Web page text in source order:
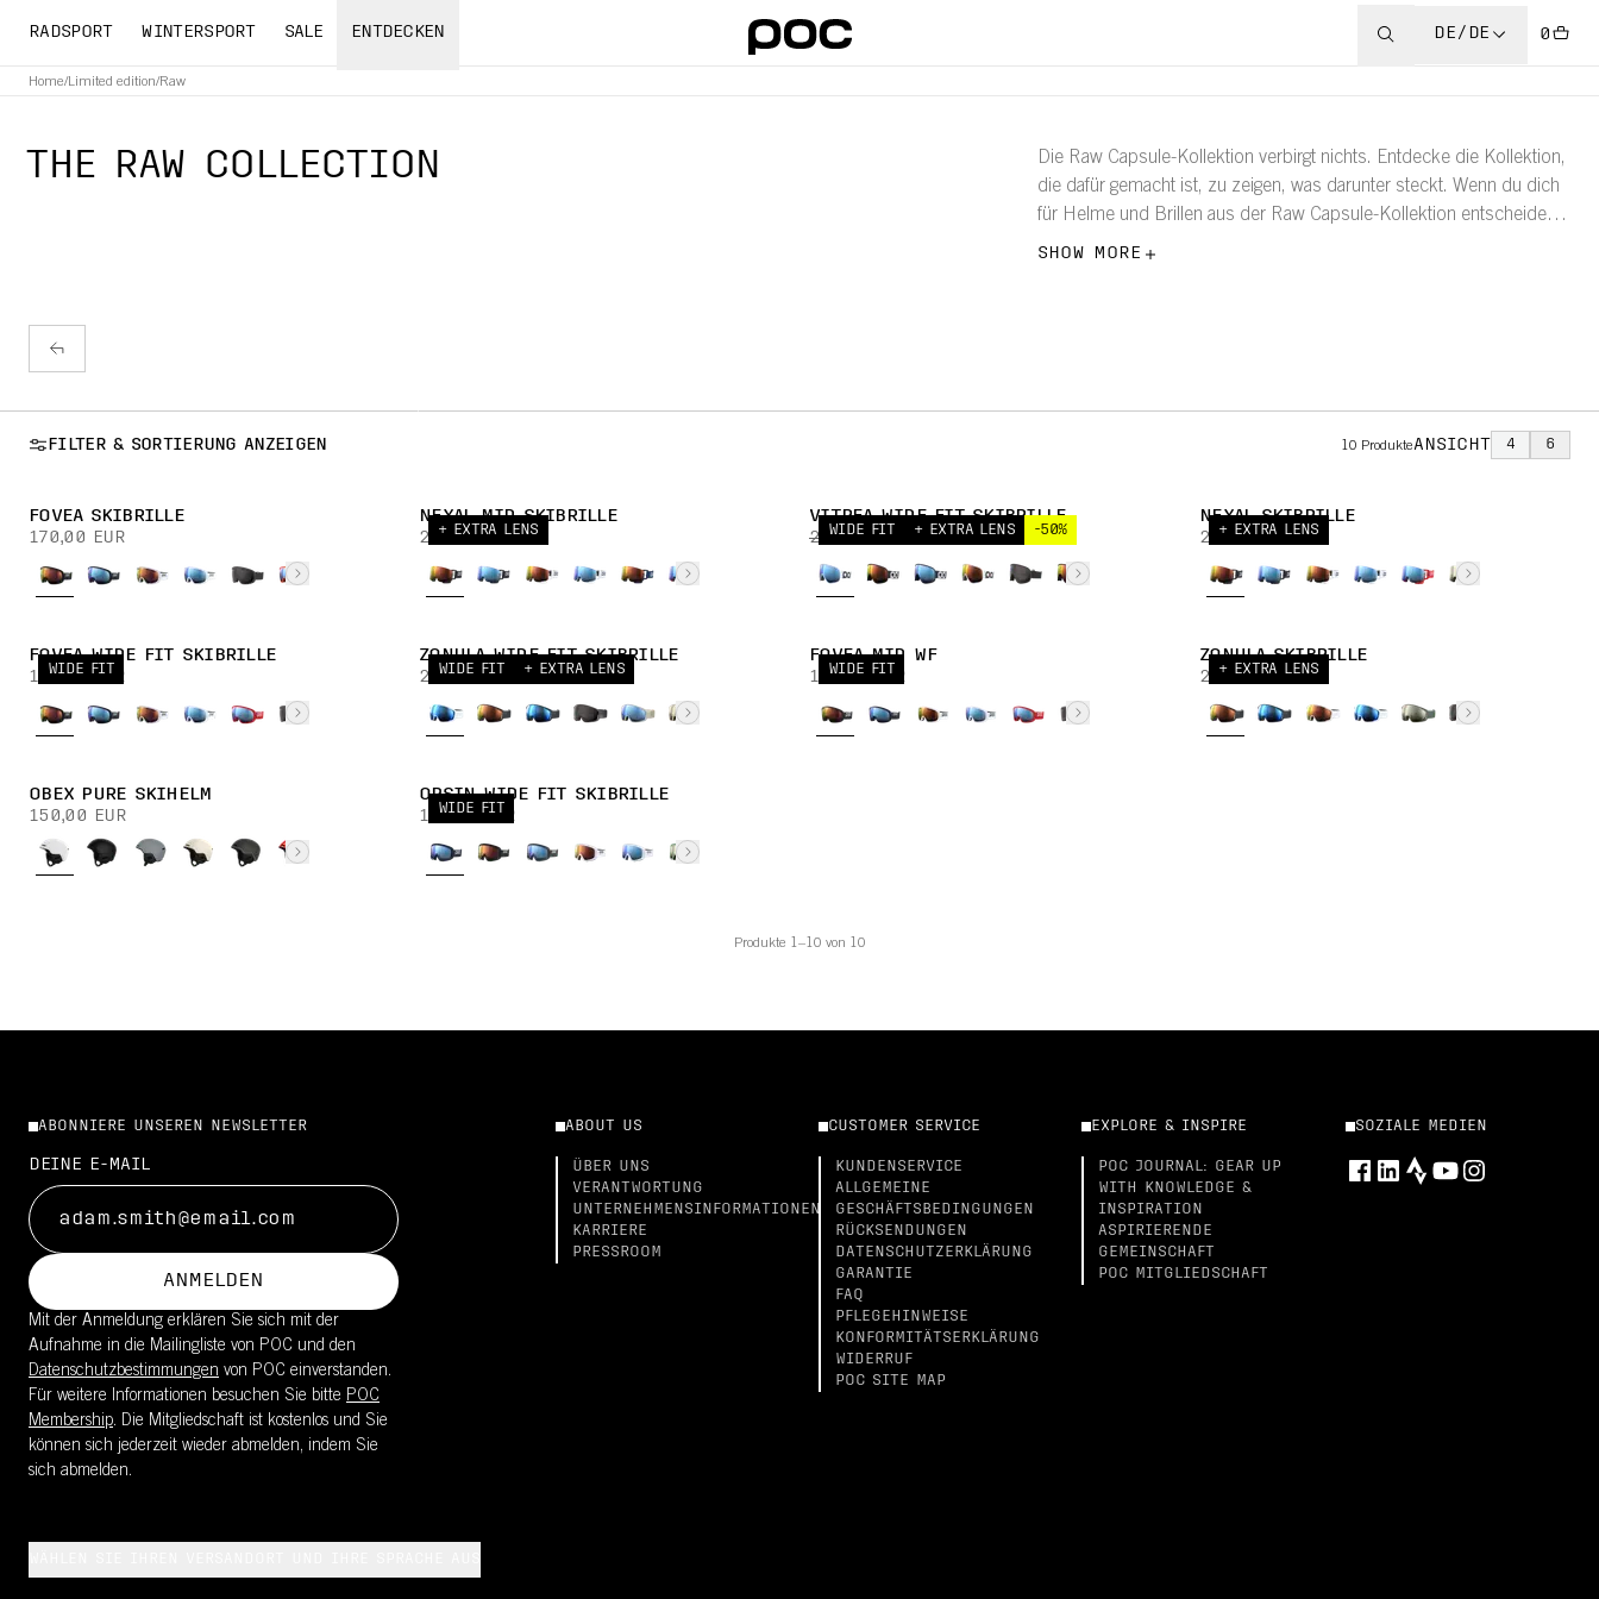
RADSPORT WINTERSPORT SALE ENTDECKEN DE/DE 0
Home/Limited edition/Raw
THE RAW COLLECTION
Die Raw Capsule-Kollektion verbirgt nichts. Entdecke die Kollektion,
die dafür gemacht ist, zu zeigen, was darunter steckt. Wenn du dich
für Helme und Brillen aus der Raw Capsule-Kollektion entscheidest,
kannst du jedes Detail deiner Schutzausrüstung sehen.
SHOW MORE
FILTER & SORTIERUNG ANZEIGEN 10 ProdukteANSICHT 4 6
FOVEA SKIBRILLE
170,00 EUR
+ EXTRA LENS
NEXAL MID SKIBRILLE
240,00 EUR
WIDE FIT + EXTRA LENS -50%
VITREA WIDE FIT SKIBRILLE
230,00 EUR
115,00 EUR + EXTRA LENS
NEXAL SKIBRILLE
240,00 EUR
WIDE FIT
FOVEA WIDE FIT SKIBRILLE
170,00 EUR
WIDE FIT + EXTRA LENS
ZONULA WIDE FIT SKIBRILLE
230,00 EUR
WIDE FIT
FOVEA MID WF
170,00 EUR
+ EXTRA LENS
ZONULA SKIBRILLE
230,00 EUR
OBEX PURE SKIHELM
150,00 EUR
WIDE FIT
OPSIN WIDE FIT SKIBRILLE
140,00 EUR
Produkte 1–10 von 10
ABONNIERE UNSEREN NEWSLETTER
DEINE E-MAIL
ANMELDEN
Mit der Anmeldung erklären Sie sich mit der
Aufnahme in die Mailingliste von POC und den
Datenschutzbestimmungen von POC einverstanden.
Für weitere Informationen besuchen Sie bitte POC
Membership. Die Mitgliedschaft ist kostenlos und Sie
können sich jederzeit wieder abmelden, indem Sie
sich abmelden.
ABOUT US
ÜBER UNS
VERANTWORTUNG
UNTERNEHMENSINFORMATIONEN
KARRIERE
PRESSROOM
CUSTOMER SERVICE
KUNDENSERVICE
ALLGEMEINE
GESCHÄFTSBEDINGUNGEN
RÜCKSENDUNGEN
DATENSCHUTZERKLÄRUNG
GARANTIE
FAQ
PFLEGEHINWEISE
KONFORMITÄTSERKLÄRUNG
WIDERRUF
POC SITE MAP
EXPLORE & INSPIRE
POC JOURNAL: GEAR UP
WITH KNOWLEDGE &
INSPIRATION
ASPIRIERENDE
GEMEINSCHAFT
POC MITGLIEDSCHAFT
SOZIALE MEDIEN